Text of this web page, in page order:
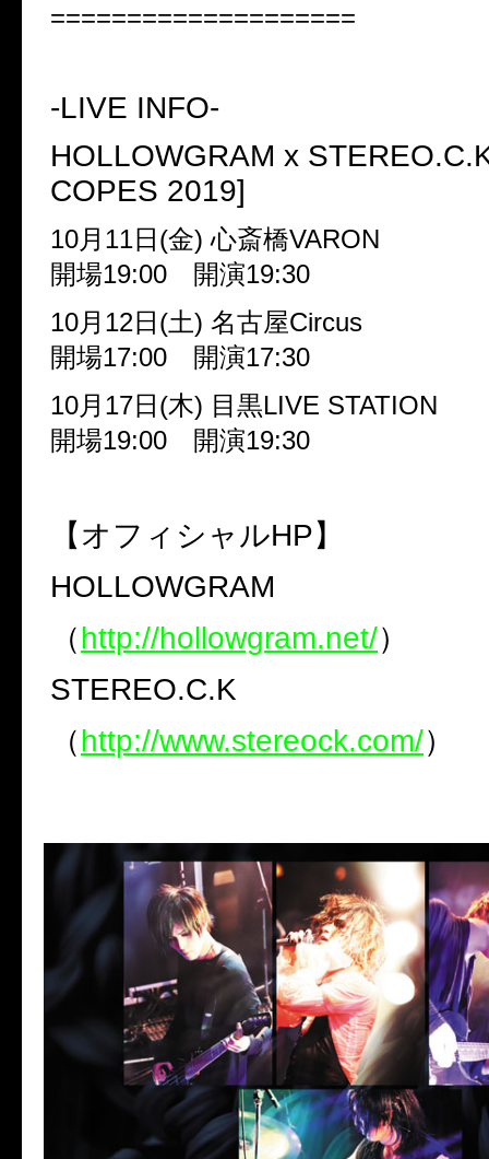
====================
-LIVE INFO-
HOLLOWGRAM x
COPES 2019]
10月 11日 (金)心斎橋VARON
開場19:00 開演19:30
10月 12日 (土) 名古屋Circus
開場17:00 開演17:30
10月 17日 (木) 目黒LIVE STATION
開場19:00 開演19:30
【オフィシャルHP】
HOLLOWGRAM
（http://hollowgram.net/）
STEREO.C.K
（http://www.stereock.com/）